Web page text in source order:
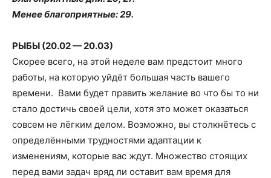
Менее благоприятные: 29.
РЫБЫ (20.02 — 20.03)
Скорее всего, на этой неделе вам предстоит много
работы, на которую уйдёт большая часть вашего
времени. Вами будет править желание во что бы то ни
стало достичь своей цели, хотя это может оказаться
совсем не лёгким делом. Возможно, вы столкнётесь с
определёнными трудностями адаптации к
изменениям, которые вас ждут. Множество стоящих
перед вами задач вряд ли оставит вам время для